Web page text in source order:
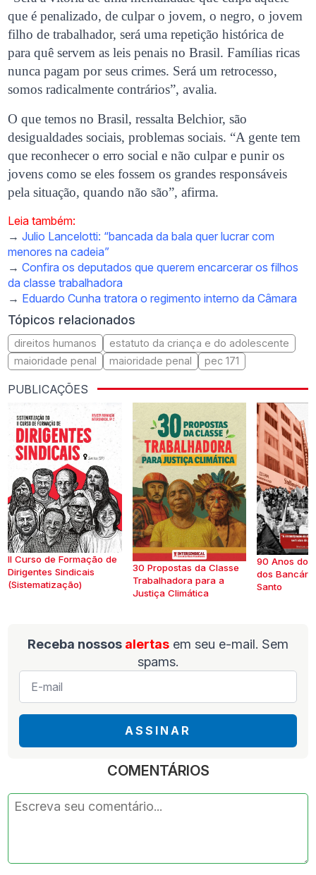
que é penalizado, de culpar o jovem, o negro, o jovem
filho de trabalhador, será uma repetição histórica de
para quê servem as leis penais no Brasil. Famílias ricas
nunca pagam por seus crimes. Será um retrocesso,
somos radicalmente contrários”, avalia.
O que temos no Brasil, ressalta Belchior, são
desigualdades sociais, problemas sociais. “A gente tem
que reconhecer o erro social e não culpar e punir os
jovens como se eles fossem os grandes responsáveis
pela situação, quando não são”, afirma.
Leia também:
→Julio Lancelotti: “bancada da bala quer lucrar com
menores na cadeia”
→Confira os deputados que querem encarcerar os filhos
da classe trabalhadora
→ Eduardo Cunha tratora o regimento interno da Câmara
Tópicos relacionados
direitos humanos
estatuto da criança e do adolescente
maioridade penal
maioridade penal pec 171
PUBLICAÇÕES
II Curso de Formação de
Dirigentes Sindicais
(Sistematização)
30 Propostas da Classe
Trabalhadora para a
Justiça Climática
90 Anos do
dos
Santo
Receba nossos alertas em seu e-mail. Sem
spams.
E-
mail
ASSINAR
COMENTÁRIOS